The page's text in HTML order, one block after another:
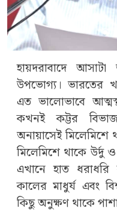
হায়দরাবাদে
উপভোগ্য। ভারতের
এত ভালোভাবে
কখনই কট্টর
অনায়াসেই
মিলেমিশে থাকে উর্দু
এখানে হাত
কালের মাধুর্য এবং
কিছু অনুক্ষণ থাকে